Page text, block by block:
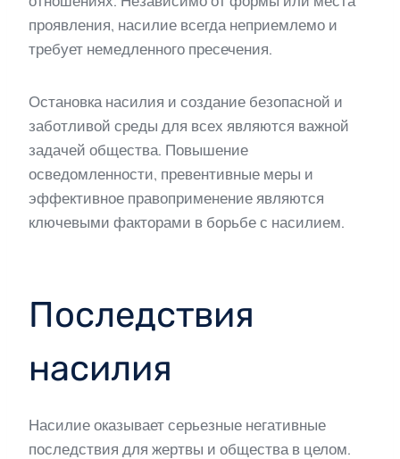
проявления, насилие всегда неприемлемо и
требует немедленного пресечения.
Остановка насилия и создание безопасной и
заботливой среды для всех являются важной
задачей общества. Повышение
осведомленности, превентивные меры и
эффективное правоприменение являются
ключевыми факторами в борьбе с насилием.
Последствия
насилия
Насилие оказывает серьезные негативные
последствия для жертвы и общества в целом.